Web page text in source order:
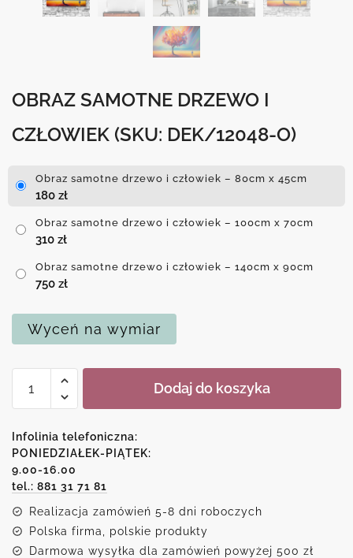
OBRAZ SAMOTNE DRZEWO I
CZŁOWIEK (SKU: DEK/12048-O)
Obraz samotne drzewo i człowiek – 80cm x 45cm
180 zł
Obraz samotne drzewo i człowiek – 100cm x 70cm
310 zł
Obraz samotne drzewo i człowiek – 140cm x 90cm
750 zł
Wyceń na wymiar
Obraz
drzewo
i
człowiek
Dodaj do koszyka
Infolinia telefoniczna:
PONIEDZIAŁEK-PIĄTEK:
9.00-16.00
tel.: 881 31 71 81
Realizacja zamówień 5-8 dni roboczych
Polska firma, polskie produkty
Darmowa wysyłka dla zamówień powyżej 500 zł